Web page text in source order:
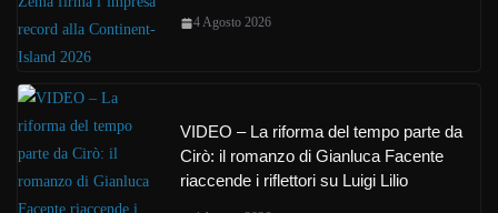
4 Agosto 2026
VIDEO – La riforma del tempo parte da
Cirò: il romanzo di Gianluca Facente
riaccende i riflettori su Luigi Lilio